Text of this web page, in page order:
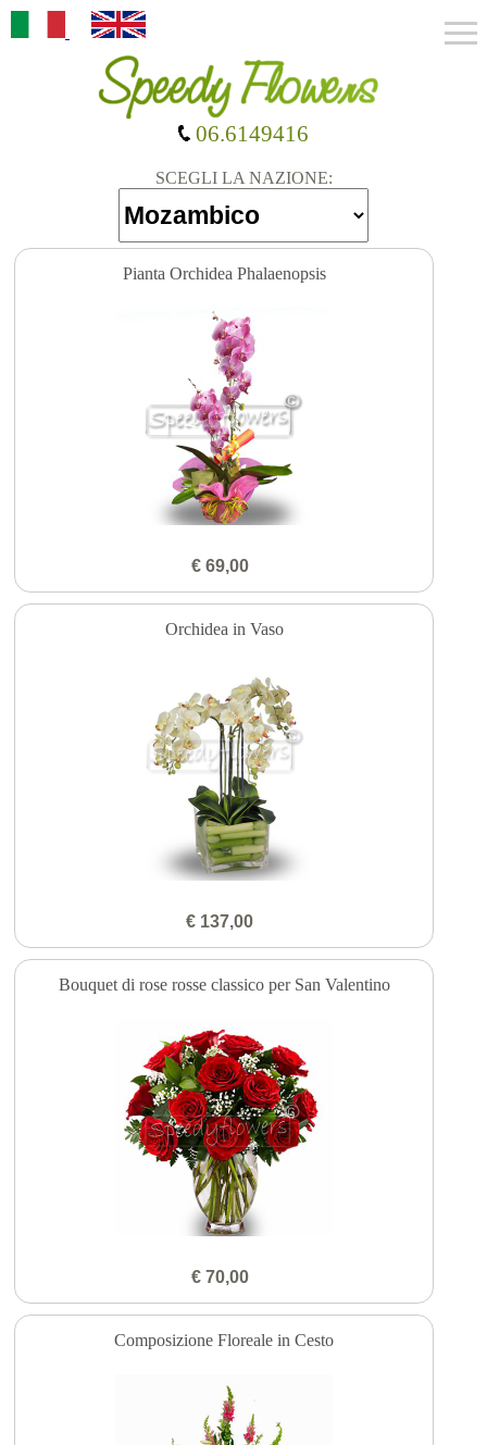
SCEGLI LA NAZIONE:
06.6149416
Pianta Orchidea Phalaenopsis
€ 69,00
Orchidea in Vaso
€ 137,00
Bouquet di rose rosse classico per San Valentino
€ 70,00
Composizione Floreale in Cesto